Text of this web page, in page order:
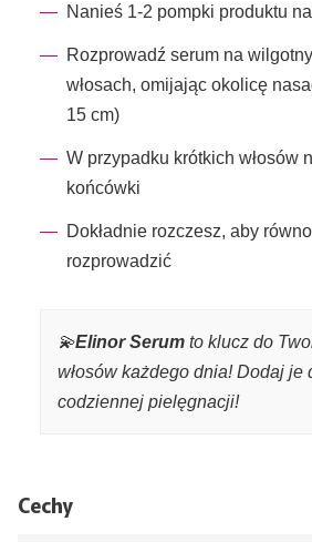
Nanieś 1-2 pompki produktu na
Rozprowadź serum na
włosach, omijając okolicę
15 cm)
W przypadku krótkich włosów
końcówki
Dokładnie rozczesz, aby
rozprowadzić
💫Elinor Serum to klucz do
włosów każdego dnia! Dodaj je
codziennej pielęgnacji!
Cechy